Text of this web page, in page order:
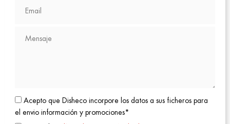
Acepto que Disheco incorpore los datos a sus ficheros para
el envio información y promociones*